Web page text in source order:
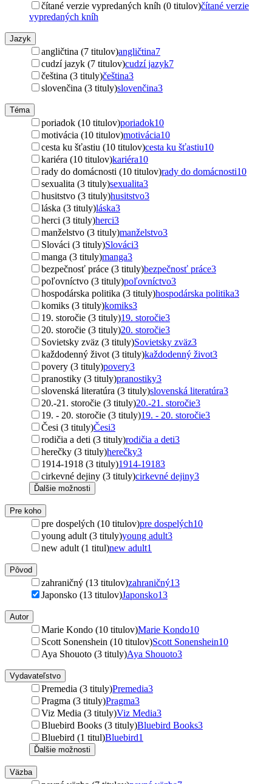
čítané verzie vypredaných kníh (0 titulov)čítané verzie
vypredaných kníh
Jazyk
angličtina (7 titulov)angličtina7
cudzí jazyk (7 titulov)cudzí jazyk7
čeština (3 tituly)čeština3
slovenčina (3 tituly)slovenčina3
Téma
poriadok (10 titulov)poriadok10
motivácia (10 titulov)motivácia10
cesta ku šťastiu (10 titulov)cesta ku šťastiu10
kariéra (10 titulov)kariéra10
rady do domácnosti (10 titulov)rady do domácnosti10
sexualita (3 tituly)sexualita3
husitstvo (3 tituly)husitstvo3
láska (3 tituly)láska3
herci (3 tituly)herci3
manželstvo (3 tituly)manželstvo3
Slováci (3 tituly)Slováci3
manga (3 tituly)manga3
bezpečnosť práce (3 tituly)bezpečnosť práce3
poľovníctvo (3 tituly)poľovníctvo3
hospodárska politika (3 tituly)hospodárska politika3
komiks (3 tituly)komiks3
19. storočie (3 tituly)19. storočie3
20. storočie (3 tituly)20. storočie3
Sovietsky zväz (3 tituly)Sovietsky zväz3
každodenný život (3 tituly)každodenný život3
povery (3 tituly)povery3
pranostiky (3 tituly)pranostiky3
slovenská literatúra (3 tituly)slovenská literatúra3
20.-21. storočie (3 tituly)20.-21. storočie3
19. - 20. storočie (3 tituly)19. - 20. storočie3
Česi (3 tituly)Česi3
rodičia a deti (3 tituly)rodičia a deti3
herečky (3 tituly)herečky3
1914-1918 (3 tituly)1914-19183
cirkevné dejiny (3 tituly)cirkevné dejiny3
Ďalšie možnosti
Pre koho
pre dospelých (10 titulov)pre dospelých10
young adult (3 tituly)young adult3
new adult (1 titul)new adult1
Pôvod
zahraničný (13 titulov)zahraničný13
Japonsko (13 titulov)Japonsko13
Autor
Marie Kondo (10 titulov)Marie Kondo10
Scott Sonenshein (10 titulov)Scott Sonenshein10
Aya Shouoto (3 tituly)Aya Shouoto3
Vydavateľstvo
Premedia (3 tituly)Premedia3
Pragma (3 tituly)Pragma3
Viz Media (3 tituly)Viz Media3
Bluebird Books (3 tituly)Bluebird Books3
Bluebird (1 titul)Bluebird1
Ďalšie možnosti
Väzba